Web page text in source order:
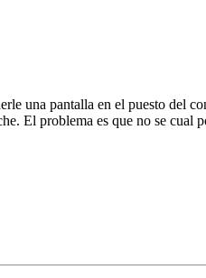
una pantalla en el puesto del
El problema es que no se cual